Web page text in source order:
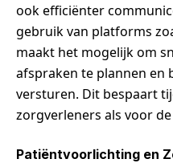
ook efficiënter
gebruik van platforms
maakt het mogelijk om
afspraken te plannen en
versturen. Dit bespaart
zorgverleners als voor
Patiëntvoorlichting en